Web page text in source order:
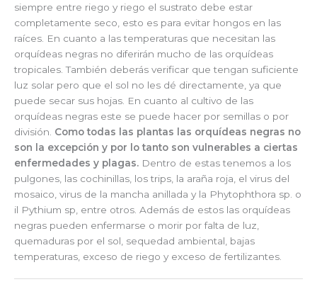
siempre entre riego y riego el sustrato debe estar
completamente seco, esto es para evitar hongos en las
raíces. En cuanto a las temperaturas que necesitan las
orquídeas negras no diferirán mucho de las orquídeas
tropicales. También deberás verificar que tengan suficiente
luz solar pero que el sol no les dé directamente, ya que
puede secar sus hojas. En cuanto al cultivo de las
orquídeas negras este se puede hacer por semillas o por
división. Como todas las plantas las orquídeas negras no
son la excepción y por lo tanto son vulnerables a ciertas
enfermedades y plagas. Dentro de estas tenemos a los
pulgones, las cochinillas, los trips, la araña roja, el virus del
mosaico, virus de la mancha anillada y la Phytophthora sp. o
il Pythium sp, entre otros. Además de estos las orquídeas
negras pueden enfermarse o morir por falta de luz,
quemaduras por el sol, sequedad ambiental, bajas
temperaturas, exceso de riego y exceso de fertilizantes.